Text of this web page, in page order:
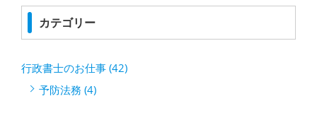
カテゴリー
行政書士のお仕事 (42)
予防法務 (4)